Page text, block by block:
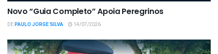
Novo “Guia Completo” Apoia Peregrinos
DEPAULO JORGE SILVA 14/07/2026